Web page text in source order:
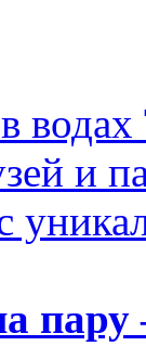
и
пару